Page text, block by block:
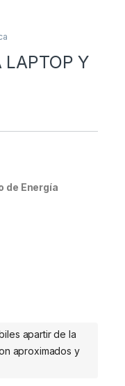
LAPTOP Y
de Energía
quantity
apartir de la
aproximados y